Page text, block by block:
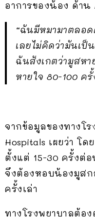
อาการของน้อง ด้าน
“ฉันมีหมามาตลอ
เลยไม่คิดว่ามันเ
ฉันสังเกตว่ามูสห
หายใจ 80-100 ค
จากข้อมูลของทางโร
Hospitals เผยว่า โ
ตั้งแต่ 15-30 ครั้งต่
จึงต้องหอบน้องมูส
ครั้งเล่า
ทางโรงพยาบาลต้อ